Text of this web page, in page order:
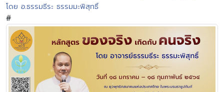
โดย อ.ธรรมธีระ ธรรมมะพิสุทธิ์
#